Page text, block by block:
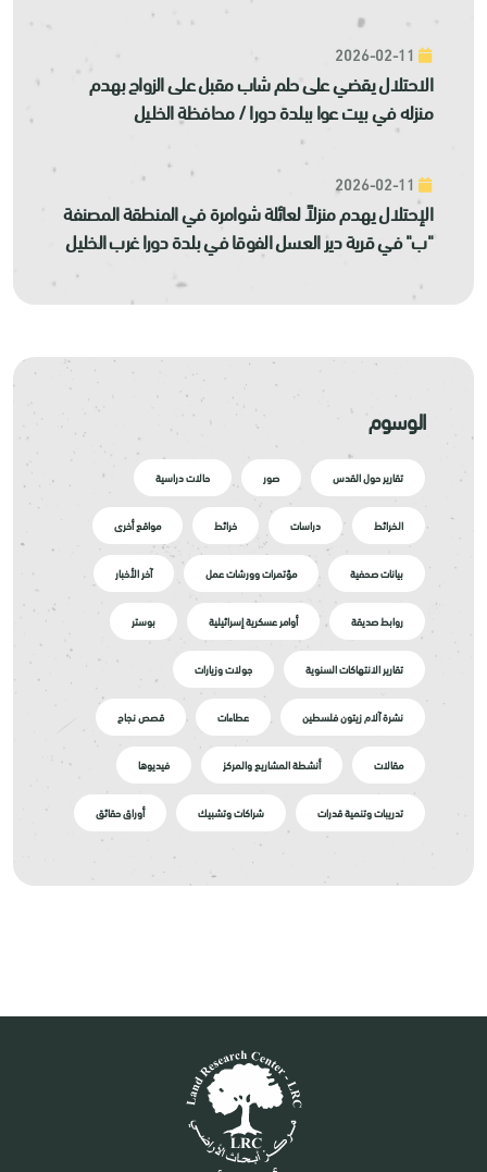
الاحتلال يقضي على حلم شاب مقبل على الزواج بهدم
منزله في بيت عوا ببلدة دورا / محافظة الخليل
الإحتلال يهدم منزلاً لعائلة شوامرة في المنطقة المصنفة
"ب" في قرية دير العسل الفوقا في بلدة دورا غرب الخليل
الوسوم
تقارير حول القدس صور حالات دراسية
الخرائط دراسات خرائط مواقع أخرى
بيانات صحفية مؤتمرات وورشات عمل آخر الأخبار
روابط صديقة أوامر عسكرية إسرائيلية بوستر
تقارير الانتهاكات السنوية جولات وزيارات
نشرة آلام زيتون فلسطين عطاءات قصص نجاح
مقالات أنشطة المشاريع والمركز فيديوها
تدريبات وتنمية قدرات شراكات وتشبيك أوراق حقائق